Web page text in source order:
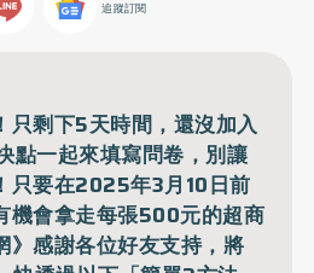
追蹤訂閱
只剩下5天時間，還沒加入
點一起來填寫問卷，別讓
只要在2025年3月10日前
機會拿走每張500元的超商
》感謝各位好友支持，將